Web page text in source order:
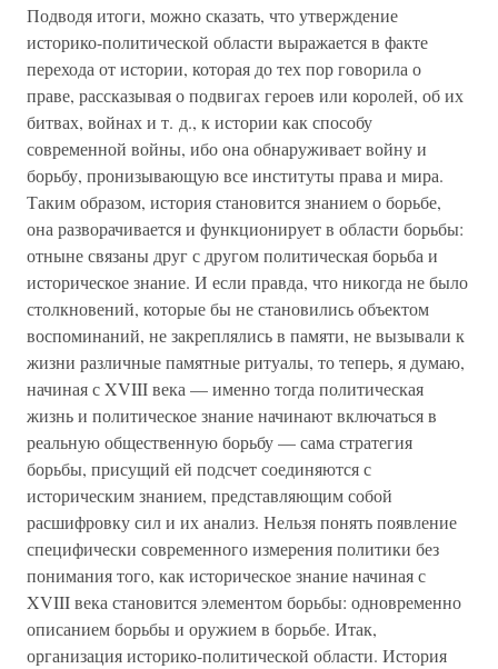
Подводя итоги, можно сказать, что утверждение
историко-политической области выражается в факте
перехода от истории, которая до тех пор говорила о
праве, рассказывая о подвигах героев или королей, об их
битвах, войнах и т. д., к истории как способу
современной войны, ибо она обнаруживает войну и
борьбу, пронизывающую все институты права и мира.
Таким образом, история становится знанием о борьбе,
она разворачивается и функционирует в области борьбы:
отныне связаны друг с другом политическая борьба и
историческое знание. И если правда, что никогда не было
столкновений, которые бы не становились объектом
воспоминаний, не закреплялись в памяти, не вызывали к
жизни различные памятные ритуалы, то теперь, я думаю,
начиная с XVIII века — именно тогда политическая
жизнь и политическое знание начинают включаться в
реальную общественную борьбу — сама стратегия
борьбы, присущий ей подсчет соединяются с
историческим знанием, представляющим собой
расшифровку сил и их анализ. Нельзя понять появление
специфически современного измерения политики без
понимания того, как историческое знание начиная с
XVIII века становится элементом борьбы: одновременно
описанием борьбы и оружием в борьбе. Итак,
организация историко-политической области. История